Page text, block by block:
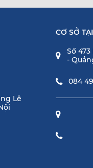
Lê
CƠ SỞ
Số
-
084